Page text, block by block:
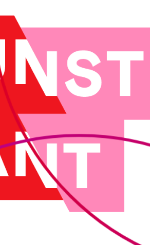
CultuurStation
Cultuurstation
Nieuws
Culturele aanbieders
Scholen